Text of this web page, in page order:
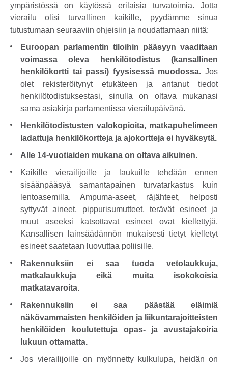
ympäristössä on käytössä erilaisia turvatoimia. Jotta
vierailu olisi turvallinen kaikille, pyydämme sinua
tutustumaan seuraaviin ohjeisiin ja noudattamaan niitä:
Euroopan parlamentin tiloihin pääsyyn vaaditaan
voimassa oleva henkilötodistus (kansallinen
henkilökortti tai passi) fyysisessä muodossa. Jos
olet rekisteröitynyt etukäteen ja antanut tiedot
henkilötodistuksestasi, sinulla on oltava mukanasi
sama asiakirja parlamentissa vierailupäivänä.
Henkilötodistusten valokopioita, matkapuhelimeen
ladattuja henkilökortteja ja ajokortteja ei hyväksytä.
Alle 14-vuotiaiden mukana on oltava aikuinen.
Kaikille vierailijoille ja laukuille tehdään ennen
sisäänpääsyä samantapainen turvatarkastus kuin
lentoasemilla. Ampuma-aseet, räjähteet, helposti
syttyvät aineet, pippurisumutteet, terävät esineet ja
muut aseeksi katsottavat esineet ovat kiellettyjä.
Kansallisen lainsäädännön mukaisesti tietyt kielletyt
esineet saatetaan luovuttaa poliisille.
Rakennuksiin ei saa tuoda vetolaukkuja,
matkalaukkuja eikä muita isokokoisia
matkatavaroita.
Rakennuksiin ei saa päästää eläimiä
näkövammaisten henkilöiden ja liikuntarajoitteisten
henkilöiden koulutettuja opas- ja avustajakoiria
lukuun ottamatta.
Jos vierailijoille on myönnetty kulkulupa, heidän on